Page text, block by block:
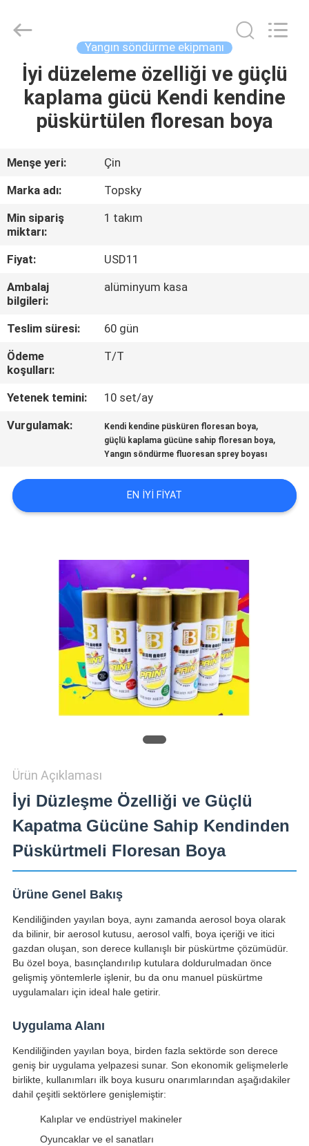
ÜRÜN:%
HAKKIMIZDA
FABRIKA
TURU
KALITE
KONTROL
BIZIMLE
ILETIŞIME
TEKLIF
ISTEĞI
PRIVACY
POLICY
Century Holding Co.,Ltd.
Yangın söndürme ekipmanı
İyi düzeleme özelliği ve güçlü
kaplama gücü Kendi kendine
püskürtülen floresan boya
Menşe yeri:
Çin
Marka adı:
Topsky
Min sipariş
miktarı:
1 takım
Fiyat:
USD11
Ambalaj
bilgileri:
alüminyum kasa
Teslim süresi:
60 gün
Ödeme
koşulları:
T/T
Yetenek temini:
10 set/ay
Vurgulamak:
Kendi kendine püsküren floresan boya,
güçlü kaplama gücüne sahip floresan boya,
Yangın söndürme fluoresan sprey boyası
EN IYI FIYAT
Ürün Açıklaması
İyi Düzleşme Özelliği ve Güçlü
Kapatma Gücüne Sahip Kendinden
Püskürtmeli Floresan Boya
Ürüne Genel Bakış
Kendiliğinden yayılan boya, aynı zamanda aerosol boya olarak
da bilinir, bir aerosol kutusu, aerosol valfi, boya içeriği ve itici
gazdan oluşan, son derece kullanışlı bir püskürtme çözümüdür.
Bu özel boya, basınçlandırılıp kutulara doldurulmadan önce
gelişmiş yöntemlerle işlenir, bu da onu manuel püskürtme
uygulamaları için ideal hale getirir.
Uygulama Alanı
Kendiliğinden yayılan boya, birden fazla sektörde son derece
geniş bir uygulama yelpazesi sunar. Son ekonomik gelişmelerle
birlikte, kullanımları ilk boya kusuru onarımlarından aşağıdakiler
dahil çeşitli sektörlere genişlemiştir:
Kalıplar ve endüstriyel makineler
Oyuncaklar ve el sanatları